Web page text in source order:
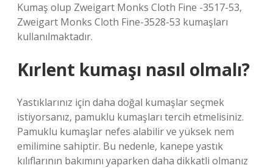
Kumaş olup Zweigart Monks Cloth Fine -3517-53,
Zweigart Monks Cloth Fine-3528-53 kumaşları
kullanılmaktadır.
Kırlent kumaşı nasıl olmalı?
Yastıklarınız için daha doğal kumaşlar seçmek
istiyorsanız, pamuklu kumaşları tercih etmelisiniz.
Pamuklu kumaşlar nefes alabilir ve yüksek nem
emilimine sahiptir. Bu nedenle, kanepe yastık
kılıflarının bakımını yaparken daha dikkatli olmanız